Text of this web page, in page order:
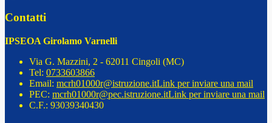
Contatti
IPSEOA Girolamo Varnelli
Via G. Mazzini, 2 - 62011 Cingoli (MC)
Tel: 0733603866
Email: mcrh01000r@istruzione.itLink per inviare una mail
PEC: mcrh01000r@pec.istruzione.itLink per inviare una mail
C.F.: 93039340430